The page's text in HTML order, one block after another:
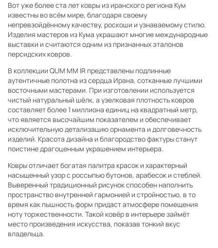
Вот уже более ста лет ковры из иранского региона Кум
известны во всём мире, благодаря своему
непревзойдённому качеству, роскоши и узнаваемому стилю.
Изделия мастеров из Кума украшают многие международные
выставки и считаются одним из признанных эталонов
персидских ковров.
В коллекции QUM MM IR представлены подлинные
аутентичные полотна из сердца Ирана, сотканные лучшими
восточными мастерами. При изготовлении используется
чистый натуральный шёлк, а узелковая плотность ковров
составляет более 1 миллиона единиц на квадратный метр,
что является высочайшим показателем и обеспечивает
исключительную детализацию орнамента и долговечность
изделий. Красота дизайна и благородство фактуры станут
поистине драгоценным украшением интерьера.
Ковры отличает богатая палитра красок и характерный
насыщенный узор с россыпью бутонов, арабесок и стеблей.
Выверенный традиционный рисунок способен наполнить
пространство внутренней гармонией и стройностью, в то
время как пышность форм придаст атмосфере помещения
ноту торжественности. Такой ковёр в интерьере займёт
место произведения искусства, показав тонкий вкус
владельца.